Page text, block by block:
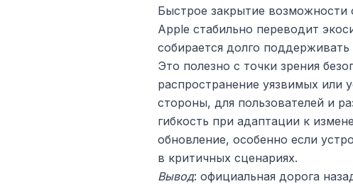
Быстрое закрытие
Apple стабильно переводит
собирается долго поддерживать
Это полезно с точки зрения
распространение уязвимых или
стороны, для пользователей и
гибкость при адаптации к
обновление, особенно если
в критичных сценариях.
Вывод: официальная дорога